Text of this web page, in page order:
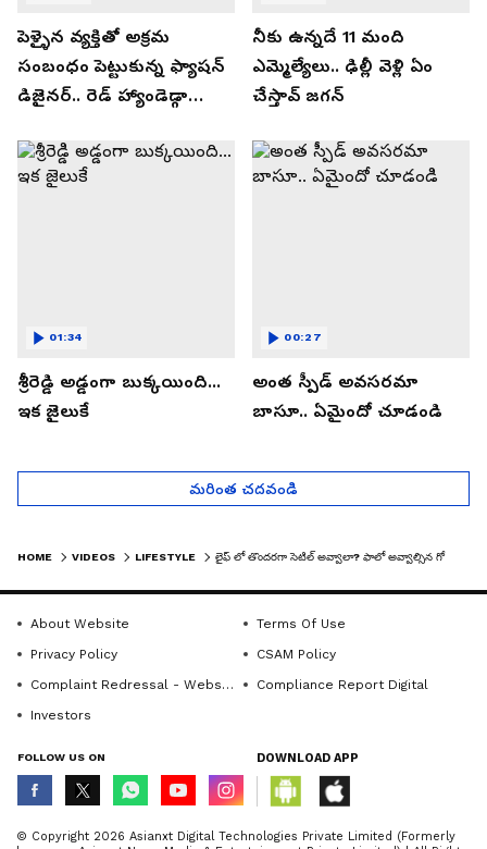
పెళ్ళైన వ్యక్తితో అక్రమ
సంబంధం పెట్టుకున్న ఫ్యాషన్
డిజైనర్.. రెడ్ హ్యాండెడ్గా
నీకు ఉన్నదే 11 మంది
ఎమ్మెల్యేలు.. ఢిల్లీ వెళ్లి ఏం
చేస్తావ్ జగన్
శ్రీరెడ్డి అడ్డంగా బుక్కయింది...
ఇక జైలుకే
01:34
అంత స్పీడ్ అవసరమా
బాసూ.. ఏమైందో చూడండి
00:27
మరింత చదవండి
HOME VIDEOS LIFESTYLE లైఫ్ లో తొందరగా సెటిల్ అవ్వాలా? ఫాలో అవ్వాల్సిన గోల్డెన్ రూల్ ఇదే| MONEY MANAGEMENT | ASIANET TELUGU
About Website
Terms Of Use
Privacy Policy
CSAM Policy
Complaint Redressal - Website
Compliance Report Digital
Investors
FOLLOW US ON DOWNLOAD APP
© Copyright 2026 Asianxt Digital Technologies Private Limited (Formerly